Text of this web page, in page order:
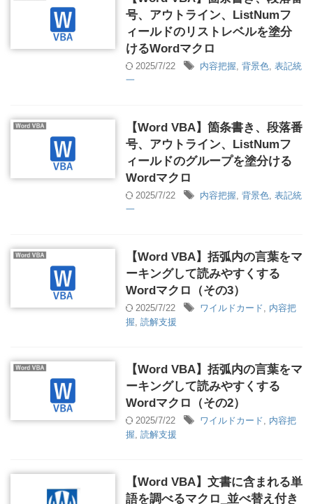
号、アウトライン、ListNumフ
ィールドのリストレベルを塗分
けるWordマクロ
2025/7/22 内容把握, 背景色, 表記統
一
【Word VBA】箇条書き、段落番
号、アウトライン、ListNumフ
ィールドのグループを塗分ける
Wordマクロ
2025/7/22 内容把握, 背景色, 表記統
一
【Word VBA】括弧内の言葉をマ
ーキングして読みやすくする
Wordマクロ（その3）
2025/7/22 ワイルドカード, 内容把
握, 読解支援
【Word VBA】括弧内の言葉をマ
ーキングして読みやすくする
Wordマクロ（その2）
2025/7/22 ワイルドカード, 内容把
握, 読解支援
【Word VBA】文書に含まれる単
語を調べるマクロ_並べ替え付き